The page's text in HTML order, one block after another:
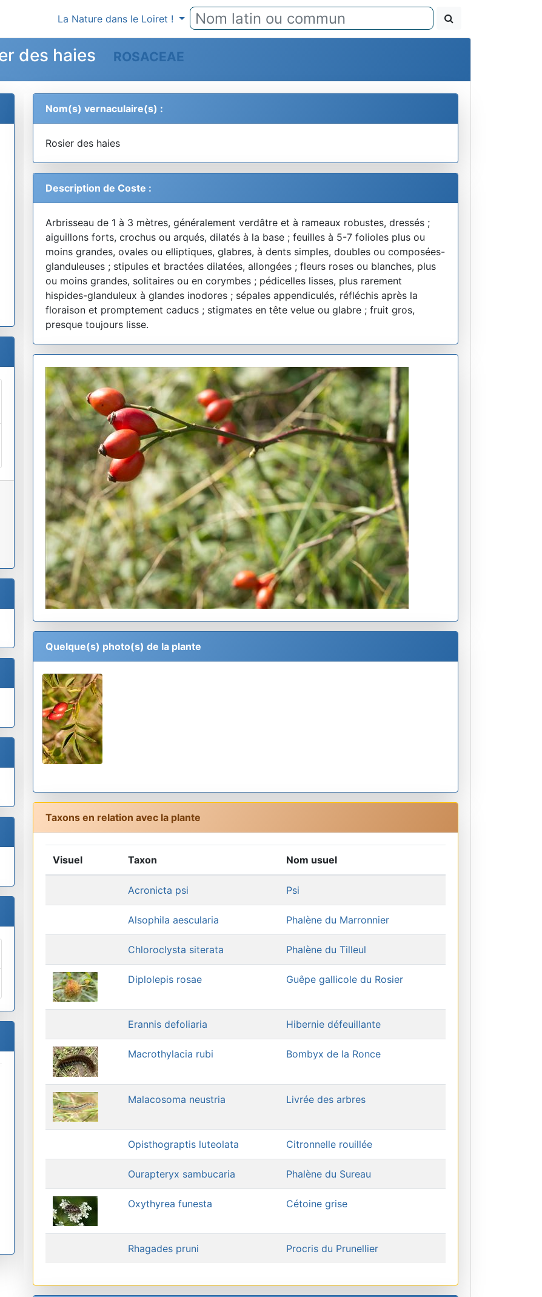
La Nature dans le Loiret !
des haies ROSACEAE
Nom(s) vernaculaire(s) :
Rosier des haies
Description de Coste :
Arbrisseau de 1 à 3 mètres, généralement verdâtre et à rameaux robustes, dressés ;
aiguillons forts, crochus ou arqués, dilatés à la base ; feuilles à 5-7 folioles plus ou
moins grandes, ovales ou elliptiques, glabres, à dents simples, doubles ou composées-
glanduleuses ; stipules et bractées dilatées, allongées ; fleurs roses ou blanches, plus
ou moins grandes, solitaires ou en corymbes ; pédicelles lisses, plus rarement
hispides-glanduleux à glandes inodores ; sépales appendiculés, réfléchis après la
floraison et promptement caducs ; stigmates en tête velue ou glabre ; fruit gros,
presque toujours lisse.
Quelque(s) photo(s) de la plante
Taxons en relation avec la plante
Visuel Taxon Nom usuel
Acronicta psi Psi
Alsophila aescularia Phalène du Marronnier
Chloroclysta siterata Phalène du Tilleul
Diplolepis rosae Guêpe gallicole du Rosier
Erannis defoliaria Hibernie défeuillante
Macrothylacia rubi Bombyx de la Ronce
Malacosoma neustria Livrée des arbres
Opisthograptis luteolata Citronnelle rouillée
Ourapteryx sambucaria Phalène du Sureau
Oxythyrea funesta Cétoine grise
Rhagades pruni Procris du Prunellier